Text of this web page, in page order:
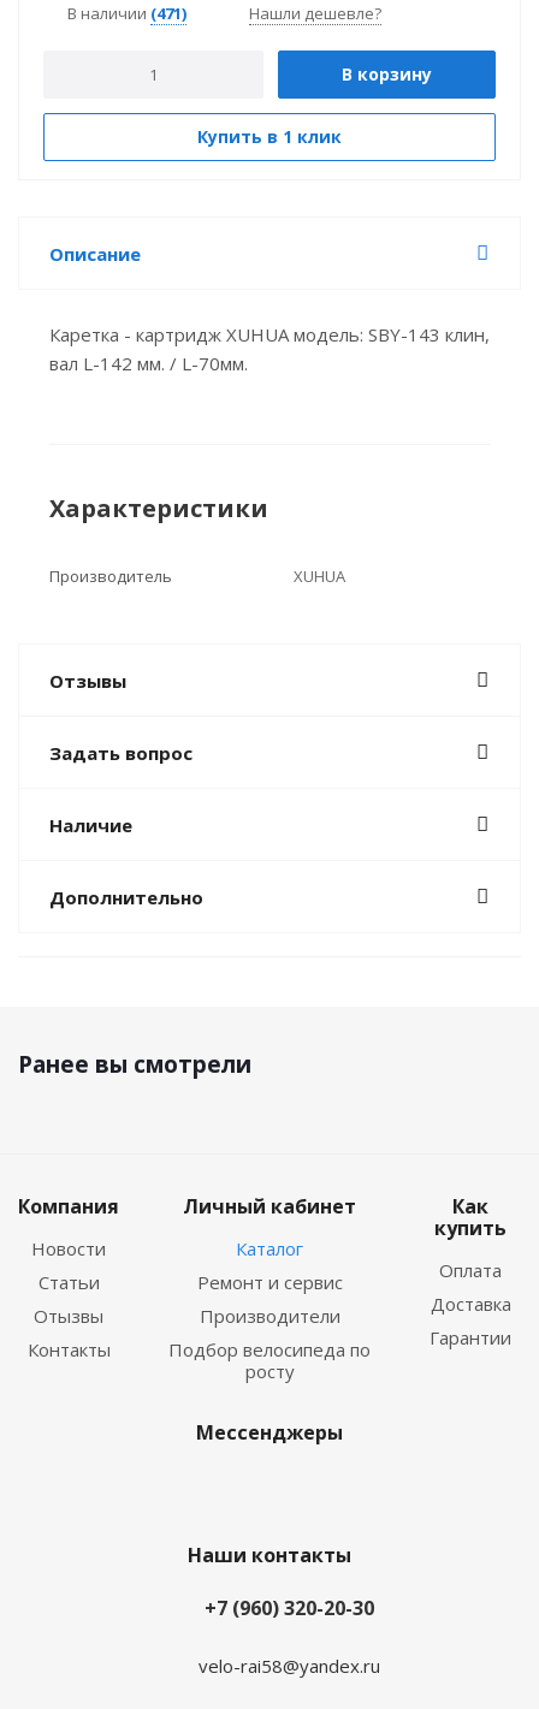
В наличии (471) Нашли дешевле?
В корзину
Купить в 1 клик
Описание
Каретка - картридж XUHUA модель: SBY-143 клин,
вал L-142 мм. / L-70мм.
Характеристики
Производитель XUHUA
Отзывы
Задать вопрос
Наличие
Дополнительно
Ранее вы смотрели
Компания
Новости
Статьи
Отызвы
Контакты
Личный кабинет
Каталог
Ремонт и сервис
Производители
Подбор велосипеда по
росту
Как
купить
Оплата
Доставка
Гарантии
Мессенджеры
Наши контакты
+7 (960) 320-20-30
velo-rai58@yandex.ru